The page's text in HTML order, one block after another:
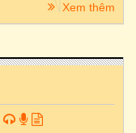
Xem thêm